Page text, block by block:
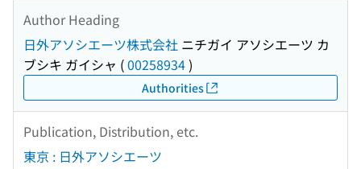
Author Heading
日外アソシエーツ株式会社 ニチガイ アソシエーツ カ
ブシキ ガイシャ (00258934)
Authorities
Publication, Distribution, etc.
東京 : 日外アソシエーツ